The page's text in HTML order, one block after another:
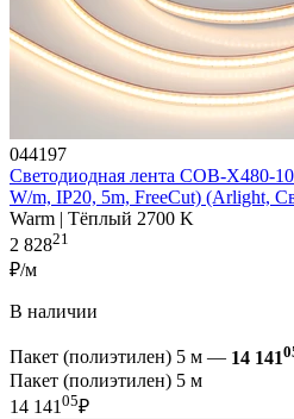
044197
Светодиодная лента COB-X480-
W/m, IP20, 5m, FreeCut) (Arlight,
Warm | Тёплый 2700 K
2 82821
₽/м
В наличии
Пакет (полиэтилен) 5 м — 14 141
Пакет (полиэтилен) 5 м
14 141 05₽